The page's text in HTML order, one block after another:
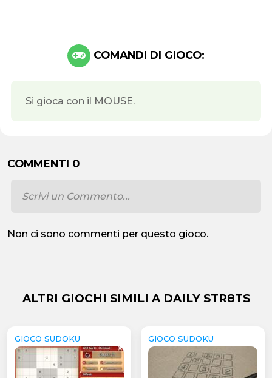
COMANDI DI GIOCO:
Si gioca con il MOUSE.
COMMENTI 0
Non ci sono commenti per questo gioco.
ALTRI GIOCHI SIMILI A DAILY STR8TS
GIOCO SUDOKU GIOCO SUDOKU